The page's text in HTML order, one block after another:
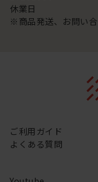
休業日
※商品発送、お問い合
ご利用ガイド
よくある質問